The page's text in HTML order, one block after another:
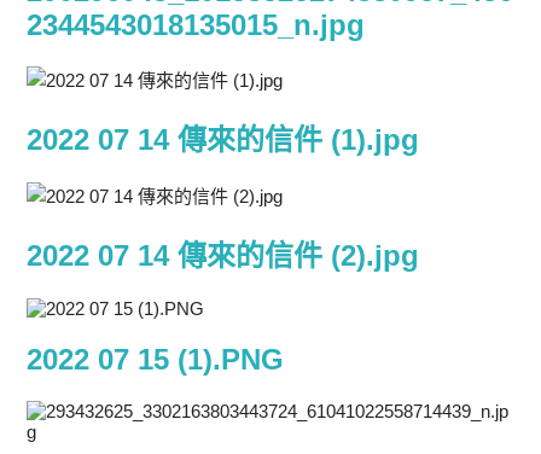
2344543018135015_n.jpg
2022 07 14 傳來的信件 (1).jpg
2022 07 14 傳來的信件 (2).jpg
2022 07 15 (1).PNG